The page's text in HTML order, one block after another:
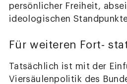
persönlicher Freiheit,
ideologischen
Für weiteren Fort-
Tatsächlich ist mit der
Viersäulenpolitik des